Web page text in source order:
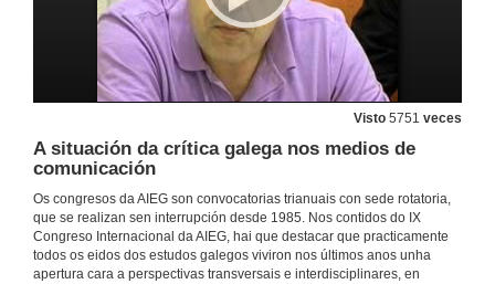
Visto 5751 veces
A situación da crítica galega nos medios de
comunicación
Os congresos da AIEG son convocatorias trianuais con sede rotatoria,
que se realizan sen interrupción desde 1985. Nos contidos do IX
Congreso Internacional da AIEG, hai que destacar que practicamente
todos os eidos dos estudos galegos viviron nos últimos anos unha
apertura cara a perspectivas transversais e interdisciplinares, en
13 de xul. de 2009
Intervención de Camilo Nogueira
13 de xul. de 2009